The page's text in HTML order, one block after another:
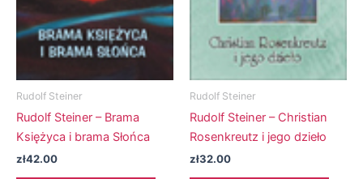
Rudolf Steiner
Rudolf Steiner – Brama
Księżyca i brama Słońca
zł42.00
Rudolf Steiner
Rudolf Steiner – Christian
Rosenkreutz i jego dzieło
zł32.00